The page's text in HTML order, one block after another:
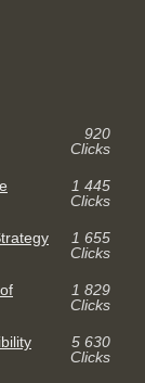
920
Clicks
1 445
Clicks
1 655
Clicks
1 829
Clicks
5 630
Clicks